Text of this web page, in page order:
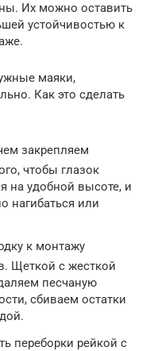
Их можно оставить
устойчивостью к
маяки,
Как это сделать
закрепляем
чтобы глазок
на удобной высоте, и
нагибаться или
к монтажу
Щеткой с жесткой
песчаную
сбиваем остатки
переборки рейкой с